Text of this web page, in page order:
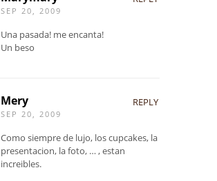
SEP 20, 2009
Una pasada! me encanta!
Un beso
Mery
SEP 20, 2009
REPLY
Como siempre de lujo, los cupcakes, la
presentacion, la foto, … , estan
increibles.